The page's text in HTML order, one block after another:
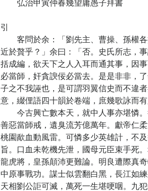
弘治甲寅仲春幾望庸愚子拜書
引
客問於余：「劉先主、曹操、孫權各
近於贅乎？」余曰：「否。史氏所志，
括成編，欲天下之人入耳而通其事，因
必當師，奸貪諛佞必當去。是是非非，
子之不我誣也，是可謂羽翼信史而不違
意，綴俚語四十韻於卷端，庶幾歌詠而
今古興亡數本天，就中人事亦堪憐。
善惡當師戒，遺臭流芳億萬年。獻帝仁
桃園歃血動風雷。可憐多少英雄計，不
旨。口血未乾機先泄，國母元臣束手死
龍虎將，皇孫顛沛更難論。明良遭際真
中原事戰功。謀士似雲翻白黑，長江如
天相劉公詎可滅，萬死一生堪哽咽。九